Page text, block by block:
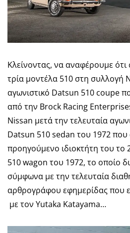
Κλείνοντας, να αναφέρουμε
τρία μοντέλα 510 στη συλλογή
αγωνιστικό Datsun 510 coupe
από την Brock Racing
Nissan μετά την τελευταία
Datsun 510 sedan του 1972
προηγούμενο ιδιοκτήτη του το
510 wagon του 1972, το οποίο
σύμφωνα με την τελευταία
αρθρογράφου εφημερίδας που
με τον Yutaka Katayama…